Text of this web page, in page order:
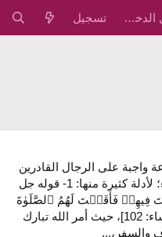
تسجيل الدخول تسجيل
واجبة على الرجال القادرين
حال الإِقامة والسفر دون النساء؛ لأدلة كثيرة منها: 1- قوله جل
فِيهِمۡ فَأَقَمۡتَ لَهُمُ ٱلصَّلَوٰةَ
فَلۡتَقُمۡ طَآئِفَةٞ مِّنۡهُم) [النساء: 102]، حيث أمر الله تبارك
والسفر،...